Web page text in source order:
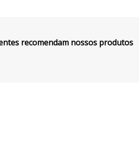
recomendam nossos produtos